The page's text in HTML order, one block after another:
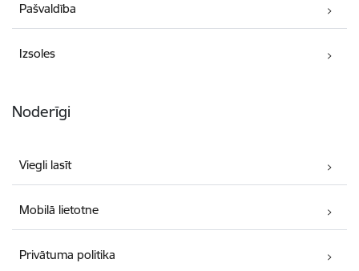
Pašvaldība
Izsoles
Noderīgi
Viegli lasīt
Mobilā lietotne
Privātuma politika